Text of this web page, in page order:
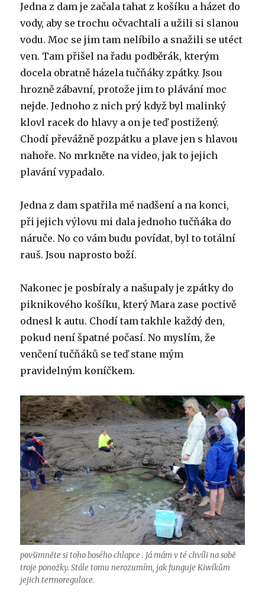
Jedna z dam je začala tahat z košíku a házet do
vody, aby se trochu očvachtali a užili si slanou
vodu. Moc se jim tam nelíbilo a snažili se utéct
ven. Tam přišel na řadu podběrák, kterým
docela obratně házela tučňáky zpátky. Jsou
hrozně zábavní, protože jim to plávání moc
nejde. Jednoho z nich prý když byl malinký
klovl racek do hlavy a on je teď postižený.
Chodí převážně pozpátku a plave jen s hlavou
nahoře. No mrkněte na video, jak to jejich
plavání vypadalo.
Jedna z dam spatřila mé nadšení a na konci,
při jejich výlovu mi dala jednoho tučňáka do
náruče. No co vám budu povídat, byl to totální
rauš. Jsou naprosto boží.
Nakonec je posbíraly a našupaly je zpátky do
piknikového košíku, který Mara zase poctivě
odnesl k autu. Chodí tam takhle každý den,
pokud není špatné počasí. No myslím, že
venčení tučňáků se teď stane mým
pravidelným koníčkem.
povšimněte si toho bosého chlapce . Já mám v té chvíli na sobě
troje ponožky. Stále tomu nerozumím, jak funguje Kiwíkům
jejich termoregulace.